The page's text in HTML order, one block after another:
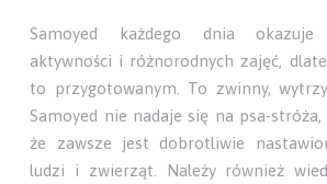
Samoyed każdego dnia
aktywności i różnorodnych zajęć,
to przygotowanym. To zwinny,
Samoyed nie nadaje się na psa-
że zawsze jest dobrotliwie
ludzi i zwierząt. Należy również